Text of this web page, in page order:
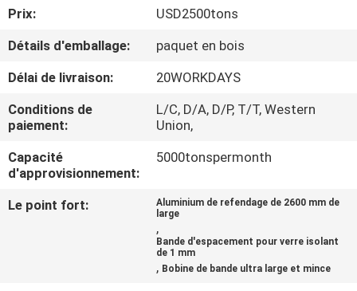
CONTRÔLE
DE
QUALITÉ
CONTACTEZ-
NOUS
NOUVELLES
Prix:
USD2500tons
Détails d'emballage:
paquet en bois
Délai de livraison:
20WORKDAYS
Conditions de
paiement:
L/C, D/A, D/P, T/T, Western
Union,
Capacité
d'approvisionnement:
5000tonspermonth
Le point fort:
Aluminium de refendage de 2600 mm de
large
,
Bande d'espacement pour verre isolant
de 1 mm
, Bobine de bande ultra large et mince